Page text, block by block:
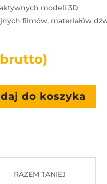
modeli 3D
filmów, materiałów
do koszyka
RAZEM TANIEJ